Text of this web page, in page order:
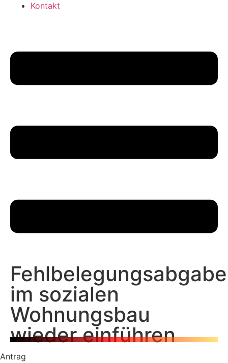
Kontakt
Fehlbelegungsabgabe
im sozialen
Wohnungsbau
wieder einführen
Antrag